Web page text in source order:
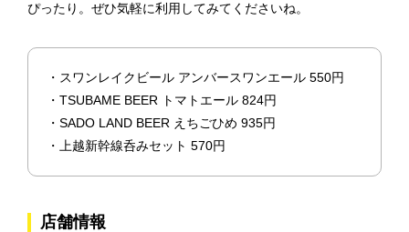
ぴったり。ぜひ気軽に利用してみてくださいね。
・スワンレイクビール アンバースワンエール 550円
・TSUBAME BEER トマトエール 824円
・SADO LAND BEER えちごひめ 935円
・上越新幹線呑みセット 570円
店舗情報